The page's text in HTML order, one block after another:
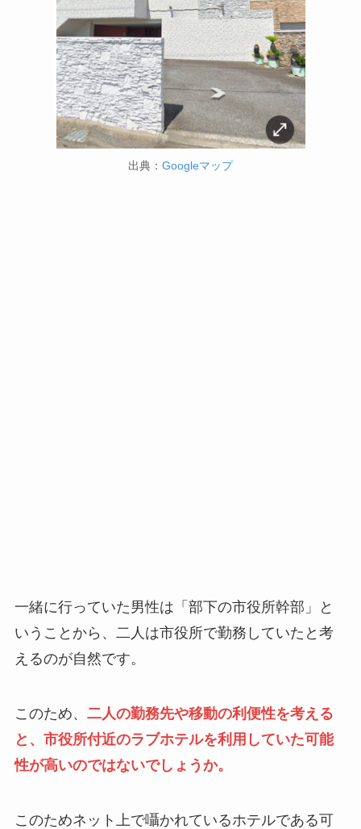
出典： Googleマップ
一緒に行っていた男性は「部下の市役所幹部」と
いうことから、二人は市役所で勤務していたと考
えるのが自然です。
このため、 二人の勤務先や移動の利便性を考える
と、市役所付近のラブホテルを利用していた可能
性が高いのではないでしょうか。
このためネット上で囁かれているホテルである可